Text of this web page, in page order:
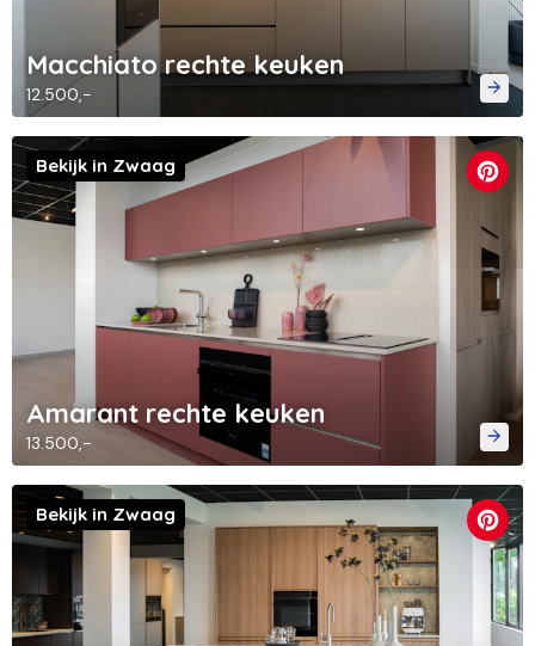
Macchiato rechte keuken
12.500,-
Amarant rechte keuken
13.500,-
Bekijk in Zwaag
Bekijk in Zwaag